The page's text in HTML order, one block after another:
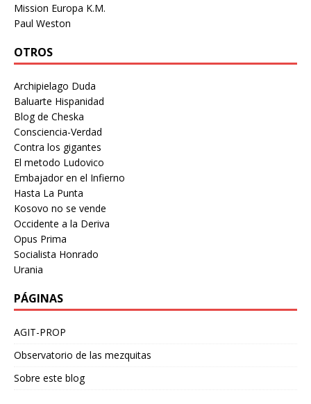
Mission Europa K.M.
Paul Weston
OTROS
Archipielago Duda
Baluarte Hispanidad
Blog de Cheska
Consciencia-Verdad
Contra los gigantes
El metodo Ludovico
Embajador en el Infierno
Hasta La Punta
Kosovo no se vende
Occidente a la Deriva
Opus Prima
Socialista Honrado
Urania
PÁGINAS
AGIT-PROP
Observatorio de las mezquitas
Sobre este blog